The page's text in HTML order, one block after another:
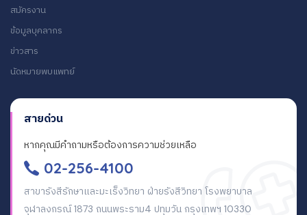
สมัครงาน
ข้อมูลบุคลากร
ข่าวสาร
นัดหมายพบแพทย์
สายด่วน
หากคุณมีคำถามหรือต้องการความช่วยเหลือ
02-256-4100
สาขารังสีรักษาและมะเร็งวิทยา ฝ่ายรังสีวิทยา โรงพยาบาล
จุฬาลงกรณ์ 1873 ถนนพระราม4 ปทุมวัน กรุงเทพฯ 10330